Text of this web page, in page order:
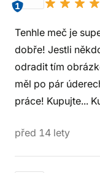
1
Tenhle meč je
dobře! Jestli
odradit tím
měl po pár
práce! Kupujte...
před 14 lety